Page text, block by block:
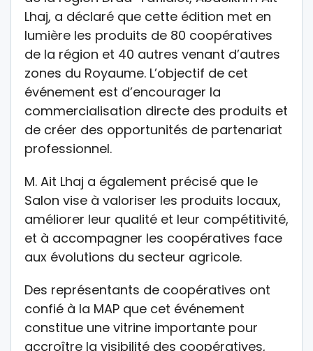
Lhaj, a déclaré que cette édition met en
lumière les produits de 80 coopératives
de la région et 40 autres venant d’autres
zones du Royaume. L’objectif de cet
événement est d’encourager la
commercialisation directe des produits et
de créer des opportunités de partenariat
professionnel.
M. Ait Lhaj a également précisé que le
Salon vise à valoriser les produits locaux,
améliorer leur qualité et leur compétitivité,
et à accompagner les coopératives face
aux évolutions du secteur agricole.
Des représentants de coopératives ont
confié à la MAP que cet événement
constitue une vitrine importante pour
accroître la visibilité des coopératives,